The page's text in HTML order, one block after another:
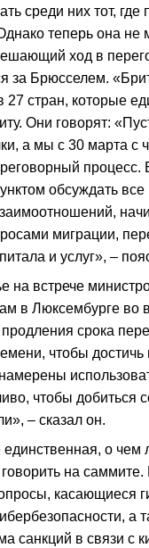
среди них тот,
теперь она не
ход в
за Брюсселем.
27 стран, которые
Они говорят:
а мы с 30 марта с
процесс.
обсуждать
миграции,
и услуг», –
на встрече
в Люксембурге во
срока
чтобы достичь
чтобы добиться
– сказал он.
единственная, о чем
на саммите.
касающиеся
а
санкций в связи с